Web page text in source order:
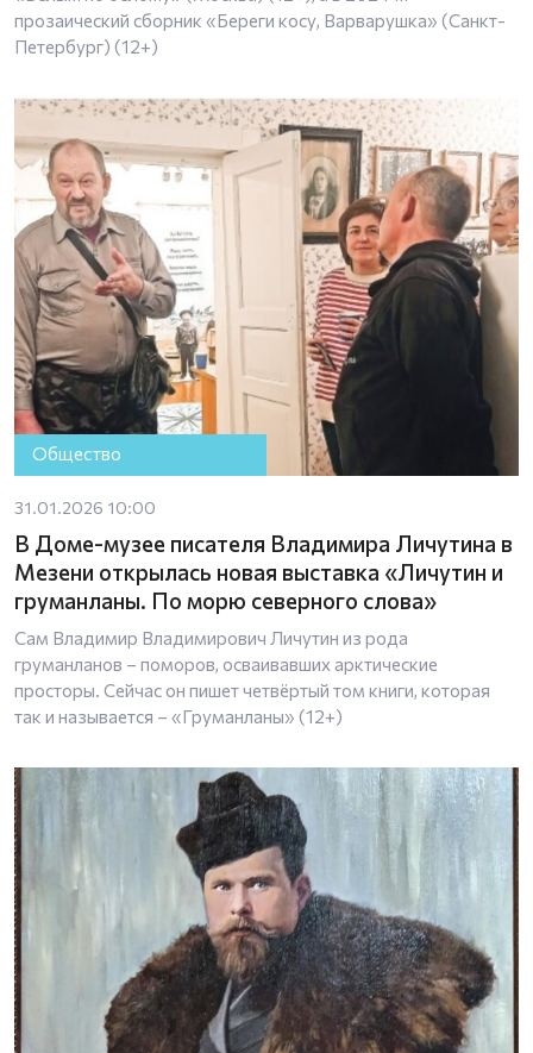
прозаический сборник «Береги косу, Варварушка» (Санкт-
Петербург) (12+)
Общество
31.01.2026 10:00
В Доме-музее писателя Владимира Личутина в
Мезени открылась новая выставка «Личутин и
груманланы. По морю северного слова»
Сам Владимир Владимирович Личутин из рода
груманланов – поморов, осваивавших арктические
просторы. Сейчас он пишет четвёртый том книги, которая
так и называется – «Груманланы» (12+)